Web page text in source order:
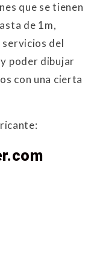
que se tienen
de 1m,
servicios del
poder dibujar
con una cierta